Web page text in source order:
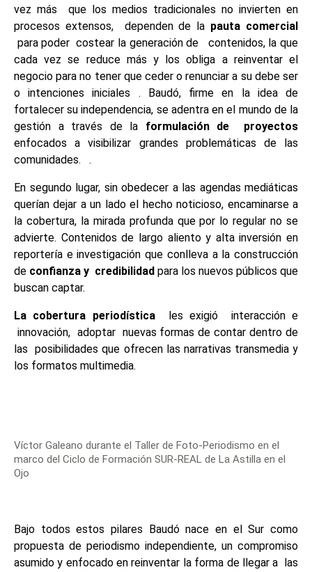
vez más que los medios tradicionales no invierten en
procesos extensos, dependen de la pauta comercial
para poder costear la generación de contenidos, la que
cada vez se reduce más y los obliga a reinventar el
negocio para no tener que ceder o renunciar a su debe ser
o intenciones iniciales . Baudó, firme en la idea de
fortalecer su independencia, se adentra en el mundo de la
gestión a través de la formulación de proyectos
enfocados a visibilizar grandes problemáticas de las
comunidades. .
En segundo lugar, sin obedecer a las agendas mediáticas
querían dejar a un lado el hecho noticioso, encaminarse a
la cobertura, la mirada profunda que por lo regular no se
advierte. Contenidos de largo aliento y alta inversión en
reportería e investigación que conlleva a la construcción
de confianza y credibilidad para los nuevos públicos que
buscan captar.
La cobertura periodísticales exigió interacción e
innovación, adoptar nuevas formas de contar dentro de
las posibilidades que ofrecen las narrativas transmedia y
los formatos multimedia.
Víctor Galeano durante el Taller de Foto-Periodismo en el
marco del Ciclo de Formación SUR-REAL de La Astilla en el
Ojo
Bajo todos estos pilares Baudó nace en el Sur como
propuesta de periodismo independiente, un compromiso
asumido y enfocado en reinventar la forma de llegar a las